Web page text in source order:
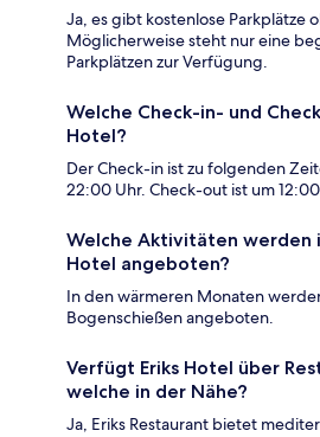
Ja, es gibt kostenlose Parkplätze
Möglicherweise steht nur eine
Parkplätzen zur Verfügung.
Welche Check-in- und
Hotel?
Der Check-in ist zu folgenden
22:00 Uhr. Check-out ist um
Welche Aktivitäten werden
Hotel angeboten?
In den wärmeren Monaten
Bogenschießen angeboten.
Verfügt Eriks Hotel über
welche in der Nähe?
Ja, Eriks Restaurant bietet